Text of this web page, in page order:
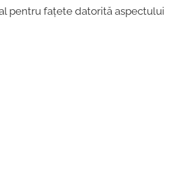
pentru fațete datorită aspectului